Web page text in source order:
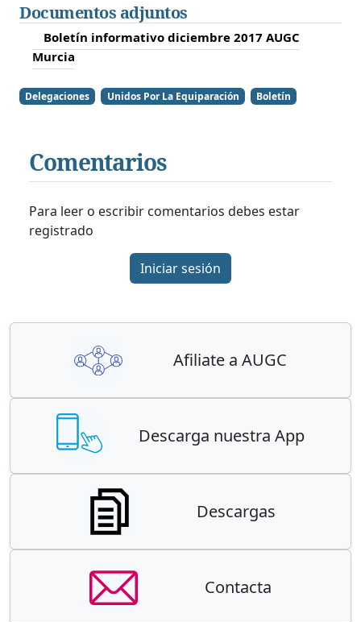
Documentos adjuntos
Boletín informativo diciembre 2017 AUGC
Murcia
Delegaciones Unidos Por La Equiparación Boletín
Comentarios
Para leer o escribir comentarios debes estar
registrado
Iniciar sesión
Afiliate a AUGC
Descarga nuestra App
Descargas
Contacta